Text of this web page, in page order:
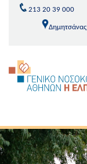
213 20 39 000